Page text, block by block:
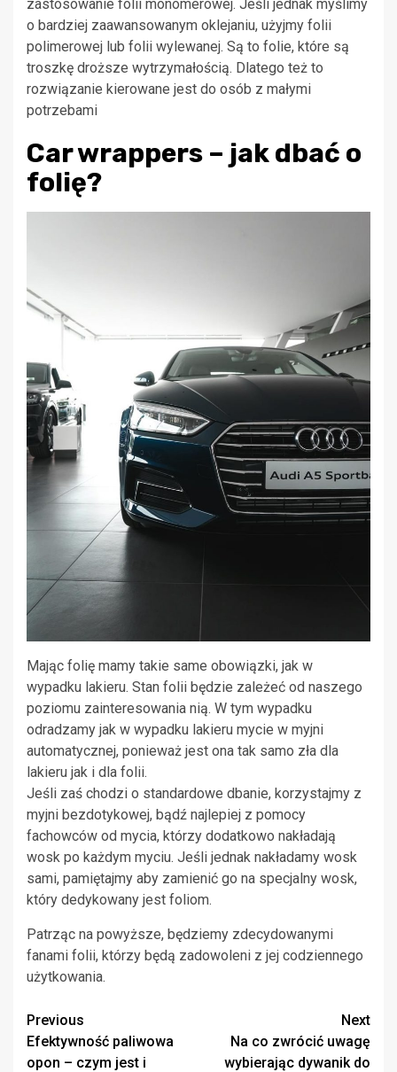
zastosowanie folii monomerowej. Jeśli jednak myślimy
o bardziej zaawansowanym oklejaniu, użyjmy folii
polimerowej lub folii wylewanej. Są to folie, które są
troszkę droższe wytrzymałością. Dlatego też to
rozwiązanie kierowane jest do osób z małymi
potrzebami
Car wrappers – jak dbać o
folię?
Mając folię mamy takie same obowiązki, jak w
wypadku lakieru. Stan folii będzie zależeć od naszego
poziomu zainteresowania nią. W tym wypadku
odradzamy jak w wypadku lakieru mycie w myjni
automatycznej, ponieważ jest ona tak samo zła dla
lakieru jak i dla folii.
Jeśli zaś chodzi o standardowe dbanie, korzystajmy z
myjni bezdotykowej, bądź najlepiej z pomocy
fachowców od mycia, którzy dodatkowo nakładają
wosk po każdym myciu. Jeśli jednak nakładamy wosk
sami, pamiętajmy aby zamienić go na specjalny wosk,
który dedykowany jest foliom.
Patrząc na powyższe, będziemy zdecydowanymi
fanami folii, którzy będą zadowoleni z jej codziennego
użytkowania.
Continue
Reading
Previous
Efektywność paliwowa
opon – czym jest i
Next
Na co zwrócić uwagę
wybierając dywanik do